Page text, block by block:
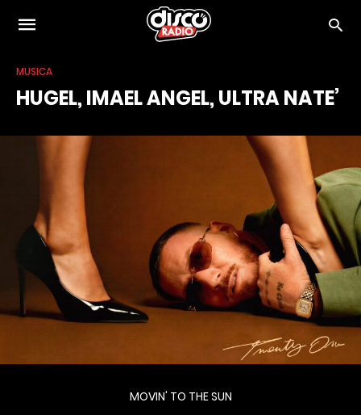
MUSICA
HUGEL, IMAEL ANGEL, ULTRA NATE’
MOVIN' TO THE SUN